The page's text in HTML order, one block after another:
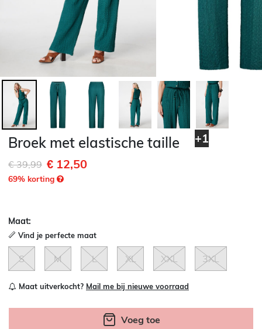
+1
Broek met elastische taille
Afgeprijsd van
€ 39,99naar
€ 12,50
69% korting
Maat:
Vind je perfecte maat
S M L XL XXL 3XL
Maat uitverkocht? Mail me bij nieuwe voorraad
Voeg toe